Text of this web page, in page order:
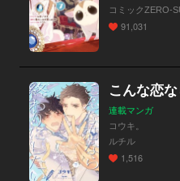
コミックZERO-
91,031
こんな恋
連載マンガ
コウキ。
ルチル
1,516